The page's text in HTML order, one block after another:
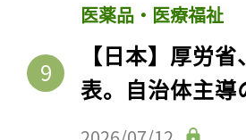
医薬品・医療福祉
【日本】厚労
表。自治体主